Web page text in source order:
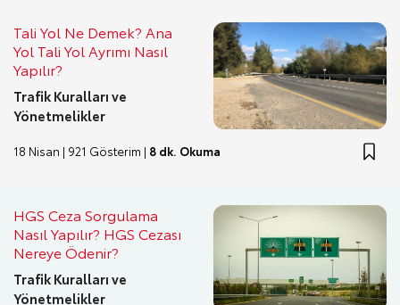
Tali Yol Ne Demek? Ana
Yol Tali Yol Ayrımı Nasıl
Yapılır?
Trafik Kuralları ve
Yönetmelikler
18 Nisan | 921 Gösterim | 8 dk. Okuma
HGS Ceza Sorgulama
Nasıl Yapılır? HGS Cezası
Nereye Ödenir?
Trafik Kuralları ve
Yönetmelikler